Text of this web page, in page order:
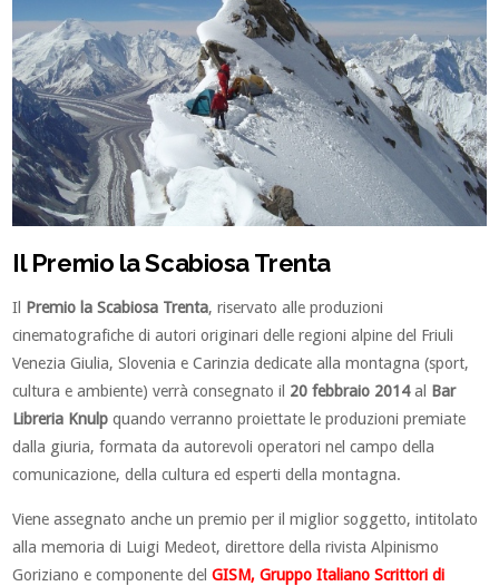
Il Premio la Scabiosa Trenta
Il Premio la Scabiosa Trenta, riservato alle produzioni
cinematografiche di autori originari delle regioni alpine del Friuli
Venezia Giulia, Slovenia e Carinzia dedicate alla montagna (sport,
cultura e ambiente) verrà consegnato il 20 febbraio 2014al
Bar
Libreria Knulp quando verranno proiettate le produzioni premiate
dalla giuria, formata da autorevoli operatori nel campo della
comunicazione, della cultura ed esperti della montagna.
Viene assegnato anche un premio per il miglior soggetto, intitolato
alla memoria di Luigi Medeot, direttore della rivista Alpinismo
Goriziano e componente delGISM, Gruppo Italiano Scrittori di